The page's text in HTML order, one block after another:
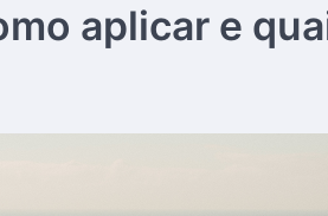
aplicar e